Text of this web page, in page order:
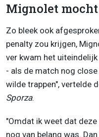
Mignolet
Zo bleek ook
penalty zou krijgen,
ver kwam het
- als de match nog
wilde trappen", vertelde
Sporza.
"Omdat ik weet dat
nog van belang was.